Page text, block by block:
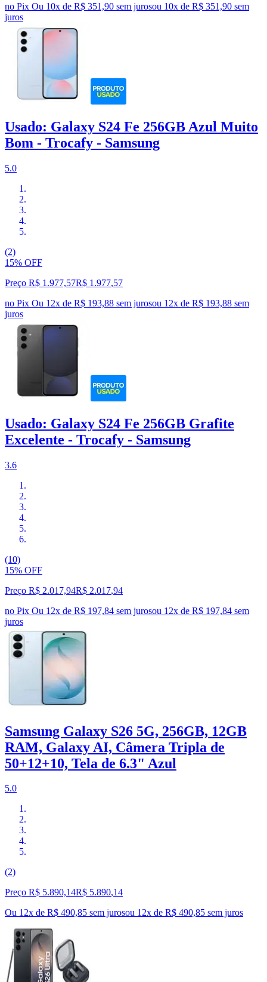
no Pix Ou 10x de R$ 351,90 sem jurosou 10x de R$ 351,90 sem
juros
Usado: Galaxy S24 Fe 256GB Azul Muito
Bom - Trocafy - Samsung
5.0
(2)
15% OFF
Preço R$ 1.977,57R$ 1.977,57
no Pix Ou 12x de R$ 193,88 sem jurosou 12x de R$ 193,88 sem
juros
Usado: Galaxy S24 Fe 256GB Grafite
Excelente - Trocafy - Samsung
3.6
(10)
15% OFF
Preço R$ 2.017,94R$ 2.017,94
no Pix Ou 12x de R$ 197,84 sem jurosou 12x de R$ 197,84 sem
juros
Samsung Galaxy S26 5G, 256GB, 12GB
RAM, Galaxy AI, Câmera Tripla de
50+12+10, Tela de 6.3" Azul
5.0
(2)
Preço R$ 5.890,14R$ 5.890,14
Ou 12x de R$ 490,85 sem jurosou 12x de R$ 490,85 sem juros